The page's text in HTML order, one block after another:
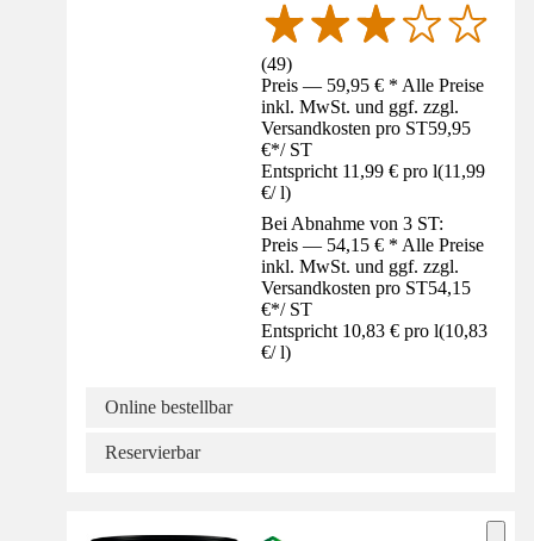
(49)
Preis — 59,95 € * Alle Preise
inkl. MwSt. und ggf. zzgl.
Versandkosten pro ST59,95
€*/ ST
Entspricht 11,99 € pro l(11,99
€/ l)
Bei Abnahme von 3 ST:
Preis — 54,15 € * Alle Preise
inkl. MwSt. und ggf. zzgl.
Versandkosten pro ST54,15
€*/ ST
Entspricht 10,83 € pro l(10,83
€/ l)
Online bestellbar
Reservierbar